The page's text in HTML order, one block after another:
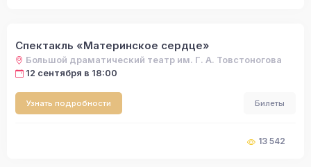
Спектакль «Материнское сердце»
Большой драматический театр им. Г. А. Товстоногова
12 сентября в 18:00
Узнать подробности Билеты
13 542